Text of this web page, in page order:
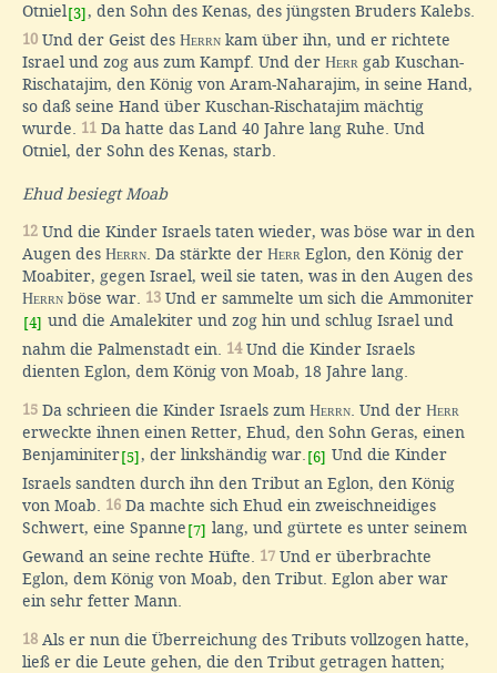
Otniel [3], den Sohn des Kenas, des jüngsten Bruders Kalebs.
10 Und der Geist des Herrn kam über ihn, und er richtete
Israel und zog aus zum Kampf. Und der Herr gab Kuschan-
Rischatajim, den König von Aram-Naharajim, in seine Hand,
so daß seine Hand über Kuschan-Rischatajim mächtig
wurde. 11 Da hatte das Land 40 Jahre lang Ruhe. Und
Otniel, der Sohn des Kenas, starb.
Ehud besiegt Moab
12 Und die Kinder Israels taten wieder, was böse war in den
Augen des Herrn . Da stärkte der Herr Eglon, den König der
Moabiter, gegen Israel, weil sie taten, was in den Augen des
Herrn böse war. 13 Und er sammelte um sich die Ammoniter
[4] und die Amalekiter und zog hin und schlug Israel und
nahm die Palmenstadt ein. 14Und die Kinder Israels
dienten Eglon, dem König von Moab, 18 Jahre lang.
15 Da schrieen die Kinder Israels zum Herrn . Und der Herr
erweckte ihnen einen Retter, Ehud, den Sohn Geras, einen
Benjaminiter[5], der linkshändig war. [6] Und die Kinder
Israels sandten durch ihn den Tribut an Eglon, den König
von Moab. 16 Da machte sich Ehud ein zweischneidiges
Schwert, eine Spanne [7] lang, und gürtete es unter seinem
Gewand an seine rechte Hüfte. 17 Und er überbrachte
Eglon, dem König von Moab, den Tribut. Eglon aber war
ein sehr fetter Mann.
18 Als er nun die Überreichung des Tributs vollzogen hatte,
ließ er die Leute gehen, die den Tribut getragen hatten;